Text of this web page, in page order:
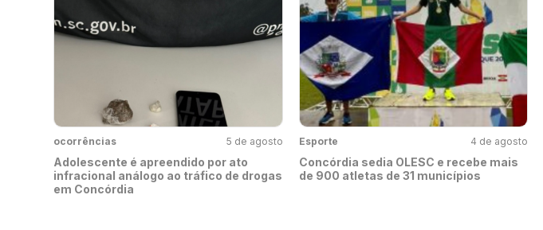
ocorrências 5 de agosto
Adolescente é apreendido por ato
infracional análogo ao tráfico de drogas
em Concórdia
Esporte 4 de agosto
Concórdia sedia OLESC e recebe mais
de 900 atletas de 31 municípios